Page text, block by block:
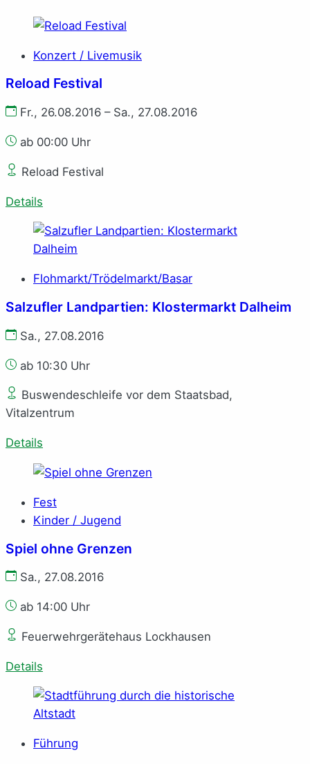
Konzert / Livemusik
Reload Festival
Fr., 26.08.2016 – Sa., 27.08.2016
ab 00:00 Uhr
Reload Festival
Details
Flohmarkt/Trödelmarkt/Basar
Salzufler Landpartien: Klostermarkt Dalheim
Sa., 27.08.2016
ab 10:30 Uhr
Buswendeschleife vor dem Staatsbad,
Vitalzentrum
Details
Fest
Kinder / Jugend
Spiel ohne Grenzen
Sa., 27.08.2016
ab 14:00 Uhr
Feuerwehrgerätehaus Lockhausen
Details
Führung